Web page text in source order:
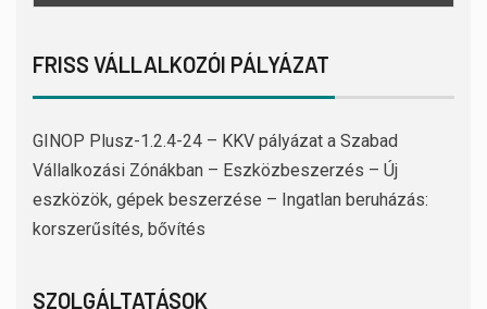
FRISS VÁLLALKOZÓI PÁLYÁZAT
GINOP Plusz-1.2.4-24 – KKV pályázat a Szabad
Vállalkozási Zónákban – Eszközbeszerzés – Új
eszközök, gépek beszerzése – Ingatlan beruházás:
korszerűsítés, bővítés
SZOLGÁLTATÁSOK